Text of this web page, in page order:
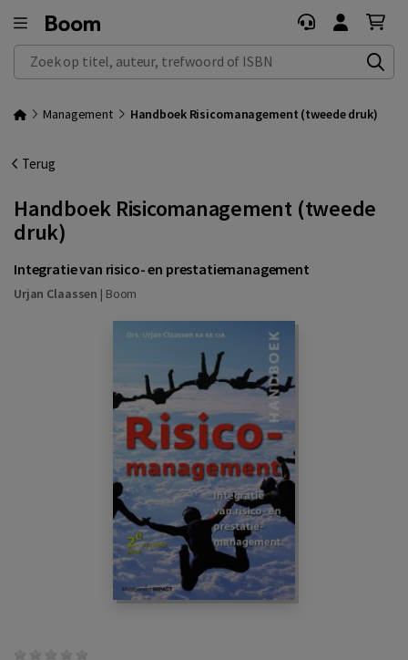
Zoek op titel, auteur, trefwoord of ISBN
Management Handboek Risicomanagement (tweede druk)
Terug
Handboek Risicomanagement (tweede
druk)
Integratie van risico- en prestatiemanagement
Urjan Claassen | Boom